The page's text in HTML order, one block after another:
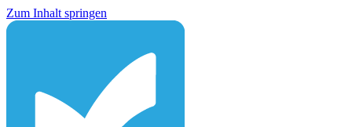
Zum Inhalt springen